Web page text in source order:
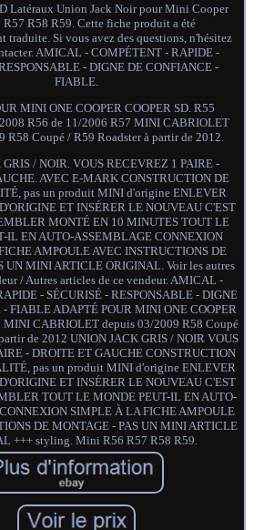
Latéraux Union Jack Noir pour Mini Cooper
R57 R58 R59. Cette fiche produit a été
traduite. Si vous avez des questions, n'hésitez
AMICAL - COMPÉTENT - RAPIDE -
- DIGNE DE CONFIANCE -
FIABLE.
MINI ONE COOPER COOPER SD. R55
R56 de 11/2006 R57 MINI CABRIOLET
R58 Coupé / R59 Roadster à partir de 2012.
/ NOIR. VOUS RECEVREZ 1 PAIRE -
AVEC E-MARK CONSTRUCTION DE
pas un produit MINI d'origine ENLEVER
ET INSÉRER LE NOUVEAU C'EST
MONTÉ EN 10 MINUTES TOUT LE
IL EN AUTO-ASSEMBLAGE CONNEXION
AMPOULE AVEC INSTRUCTIONS DE
UN MINI ARTICLE ORIGINAL. Voir les autres
/ Autres articles de ce vendeur. AMICAL -
- SÉCURISÉ - RESPONSABLE - DIGNE
FIABLE ADAPTÉ POUR MINI ONE COOPER
MINI CABRIOLET depuis 03/2009 R58 Coupé
de 2012 UNION JACK GRIS / NOIR VOUS
- DROITE ET GAUCHE CONSTRUCTION
pas un produit MINI d'origine ENLEVER
ET INSÉRER LE NOUVEAU C'EST
TOUT LE MONDE PEUT-IL EN AUTO-
SIMPLE À LA FICHE AMPOULE
DE MONTAGE - PAS UN MINI ARTICLE
+++ styling. Mini R56 R57 R58 R59.